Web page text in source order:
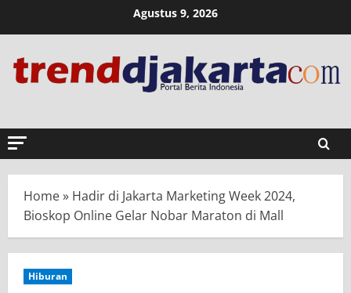
Agustus 9, 2026
Home» Hadir di Jakarta Marketing Week 2024,
Bioskop Online Gelar Nobar Maraton di Mall
Hiburan